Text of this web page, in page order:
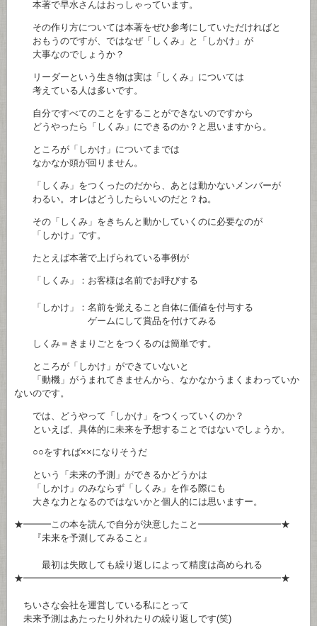
本著で早水さんはおっしゃっています。
その作り方については本著をぜひ参考にしていただければと
おもうのですが、ではなぜ「しくみ」と「しかけ」が
大事なのでしょうか？
リーダーという生き物は実は「しくみ」については
考えている人は多いです。
自分ですべてのことをすることができないのですから
どうやったら「しくみ」にできるのか？と思いますから。
ところが「しかけ」についてまでは
なかなか頭が回りません。
「しくみ」をつくったのだから、あとは動かないメンバーが
わるい。オレはどうしたらいいのだと？ね。
その「しくみ」をきちんと動かしていくのに必要なのが
「しかけ」です。
たとえば本著で上げられている事例が
「しくみ」：お客様は名前でお呼びする
「しかけ」：名前を覚えること自体に価値を付与する
ゲームにして賞品を付けてみる
しくみ＝きまりごとをつくるのは簡単です。
ところが「しかけ」ができていないと
「動機」がうまれてきませんから、なかなかうまくまわっていか
ないのです。
では、どうやって「しかけ」をつくっていくのか？
といえば、具体的に未来を予想することではないでしょうか。
○○をすれば××になりそうだ
という「未来の予測」ができるかどうかは
「しかけ」のみならず「しくみ」を作る際にも
大きな力となるのではないかと個人的には思いますー。
★━━━この本を読んで自分が決意したこと━━━━━━━━━★
『未来を予測してみること』
最初は失敗しても繰り返しによって精度は高められる
★━━━━━━━━━━━━━━━━━━━━━━━━━━━━★
ちいさな会社を運営している私にとって
未来予測はあたったり外れたりの繰り返しです(笑)